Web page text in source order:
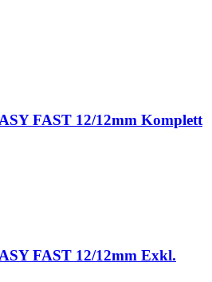
FAST 12/12mm Komplett
FAST 12/12mm Exkl.